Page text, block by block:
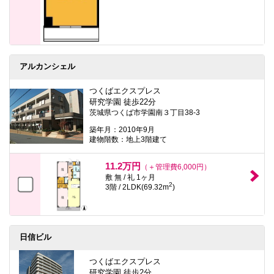
アルカンシェル
つくばエクスプレス
研究学園 徒歩22分
茨城県つくば市学園南３丁目38-3
築年月：2010年9月
建物階数：地上3階建て
11.2万円
（＋管理費6,000円）
敷 無 / 礼 1ヶ月
3階 / 2LDK(69.32m2)
日信ビル
つくばエクスプレス